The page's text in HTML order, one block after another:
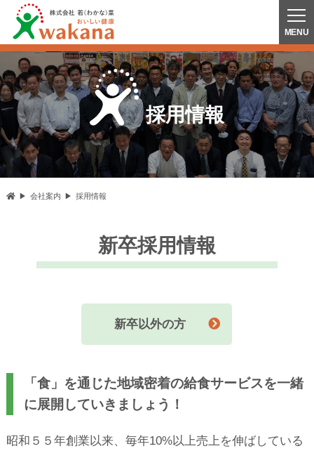
採用情報
会社案内 採用情報
新卒採用情報
新卒以外の方
「食」を通じた地域密着の給食サービスを一緒
に展開していきましょう！
昭和５５年創業以来、毎年10%以上売上を伸ばしている